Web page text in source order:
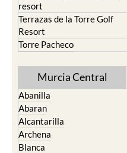
resort
Terrazas de la Torre Golf
Resort
Torre Pacheco
Murcia Central
Abanilla
Abaran
Alcantarilla
Archena
Blanca